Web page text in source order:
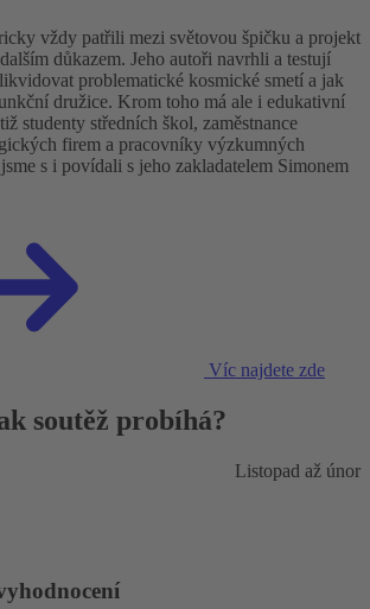
vždy patřili mezi světovou špičku a projekt
důkazem. Jeho autoři navrhli a testují
problematické kosmické smetí a jak
družice. Krom toho má ale i edukativní
studenty středních škol, zaměstnance
firem a pracovníky výzkumných
s i povídali s jeho zakladatelem Simonem
Víc najdete zde
soutěž probíhá?
Listopad až únor